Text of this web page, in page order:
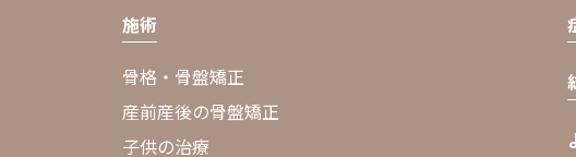
施術
骨格・骨盤矯正
産前産後の骨盤矯正
子供の治療